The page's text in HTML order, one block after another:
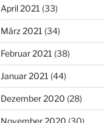
April 2021 (33)
März 2021 (34)
Februar 2021 (38)
Januar 2021 (44)
Dezember 2020 (28)
November 2020 (30)